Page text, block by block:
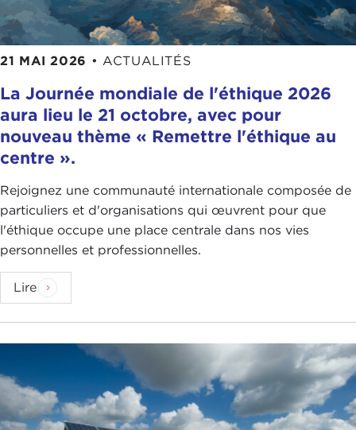
21 MAI 2026 • ACTUALITÉS
La Journée mondiale de l'éthique 2026
aura lieu le 21 octobre, avec pour
nouveau thème « Remettre l'éthique au
centre ».
Rejoignez une communauté internationale composée de
particuliers et d'organisations qui œuvrent pour que
l'éthique occupe une place centrale dans nos vies
personnelles et professionnelles.
Lire